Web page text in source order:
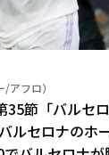
アフロ）
節「バルセ
ルセロナのホ